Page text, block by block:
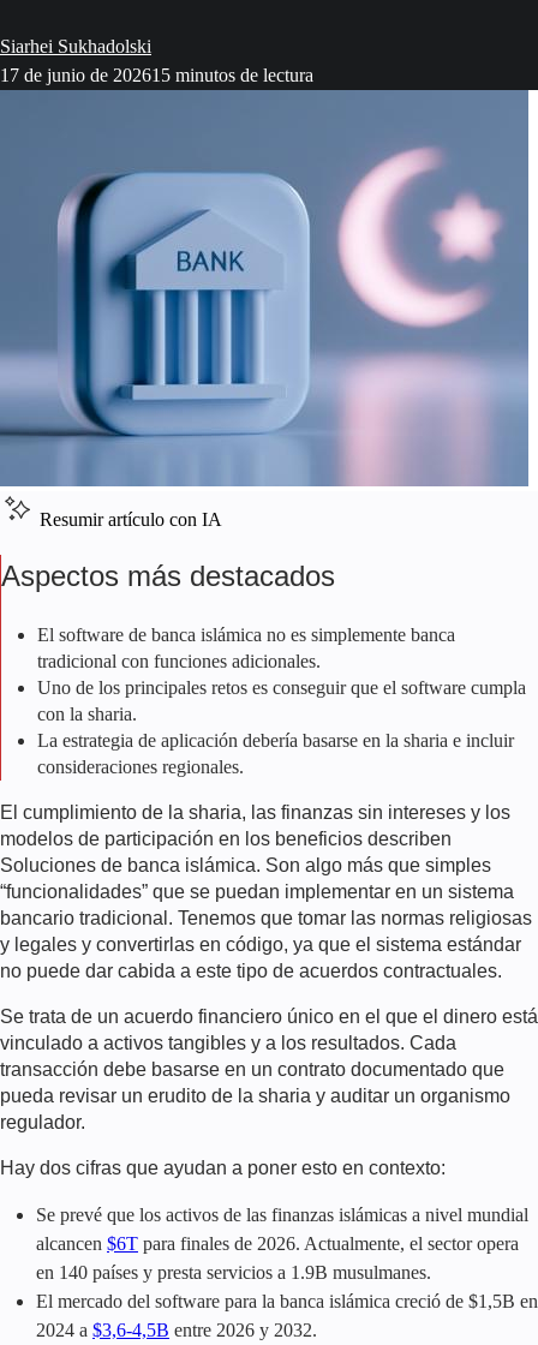
Siarhei Sukhadolski
17 de junio de 202615 minutos de lectura
Resumir artículo con IA
Aspectos más destacados
El software de banca islámica no es simplemente banca
tradicional con funciones adicionales.
Uno de los principales retos es conseguir que el software cumpla
con la sharia.
La estrategia de aplicación debería basarse en la sharia e incluir
consideraciones regionales.
El cumplimiento de la sharia, las finanzas sin intereses y los
modelos de participación en los beneficios describen
Soluciones de banca islámica. Son algo más que simples
“funcionalidades” que se puedan implementar en un sistema
bancario tradicional. Tenemos que tomar las normas religiosas
y legales y convertirlas en código, ya que el sistema estándar
no puede dar cabida a este tipo de acuerdos contractuales.
Se trata de un acuerdo financiero único en el que el dinero está
vinculado a activos tangibles y a los resultados. Cada
transacción debe basarse en un contrato documentado que
pueda revisar un erudito de la sharia y auditar un organismo
regulador.
Hay dos cifras que ayudan a poner esto en contexto:
Se prevé que los activos de las finanzas islámicas a nivel mundial
alcancen $6T para finales de 2026. Actualmente, el sector opera
en 140 países y presta servicios a 1.9B musulmanes.
El mercado del software para la banca islámica creció de $1,5B en
2024 a $3,6-4,5B entre 2026 y 2032.